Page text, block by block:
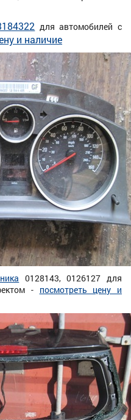
для автомобилей с
и наличие
0128143, 0126127 для
- посмотреть цену и